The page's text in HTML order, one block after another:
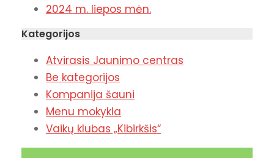
2024 m. liepos mėn.
Kategorijos
Atvirasis Jaunimo centras
Be kategorijos
Kompanija šauni
Menu mokykla
Vaikų klubas „Kibirkšis“